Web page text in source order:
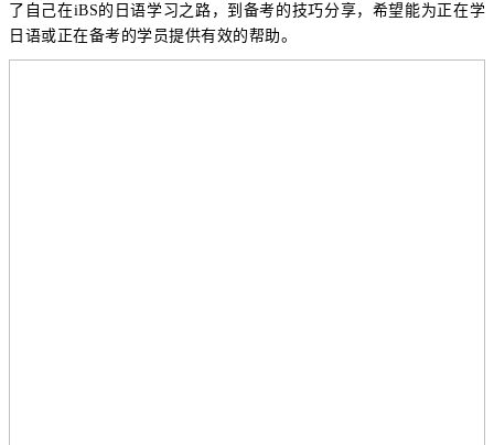
了自己在iBS的日语学习之路，到备考的技巧分享，希望能为正在学
日语或正在备考的学员提供有效的帮助。